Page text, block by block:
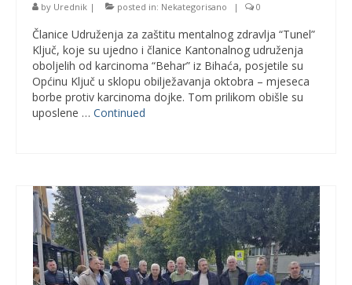
by Urednik | posted in: Nekategorisano | 0
Članice Udruženja za zaštitu mentalnog zdravlja “Tunel”
Ključ, koje su ujedno i članice Kantonalnog udruženja
oboljelih od karcinoma “Behar” iz Bihaća, posjetile su
Općinu Ključ u sklopu obilježavanja oktobra – mjeseca
borbe protiv karcinoma dojke. Tom prilikom obišle su
uposlene … Continued